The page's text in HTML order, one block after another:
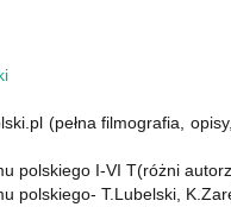
(pełna filmografia,
polskiego I-VI T(różni
polskiego- T.Lubelski,